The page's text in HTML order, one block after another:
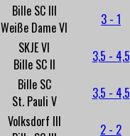
Bille SC III
Weiße Dame VI
3 - 1
SKJE VI
Bille SC II
3,5 - 4,5
Bille SC
St. Pauli V
3,5 - 4,5
Volksdorf III
2 - 2